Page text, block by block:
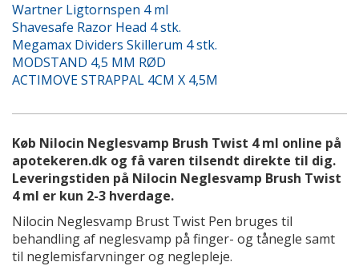
Wartner Ligtornspen 4 ml
Shavesafe Razor Head 4 stk.
Megamax Dividers Skillerum 4 stk.
MODSTAND 4,5 MM RØD
ACTIMOVE STRAPPAL 4CM X 4,5M
Køb Nilocin Neglesvamp Brush Twist 4 ml online på
apotekeren.dk og få varen tilsendt direkte til dig.
Leveringstiden på Nilocin Neglesvamp Brush Twist
4 ml er kun 2-3 hverdage.
Nilocin Neglesvamp Brust Twist Pen bruges til
behandling af neglesvamp på finger- og tånegle samt
til neglemisfarvninger og neglepleje.